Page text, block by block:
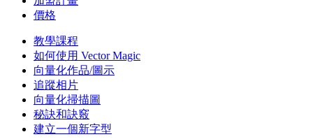
價格
教學課程
如何使用 Vector Magic
向量化作品/圖示
追蹤相片
向量化掃描圖
秘訣和訣竅
建立一個新字型